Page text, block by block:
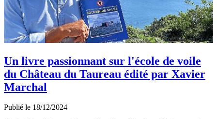
Un livre passionnant sur l'école de voile
du Château du Taureau édité par Xavier
Marchal
Publié le 18/12/2024